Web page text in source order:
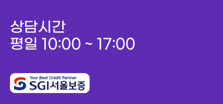
상담시간
평일 10:00 ~ 17:00